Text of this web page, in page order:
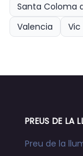
Santa Coloma
Valencia
Vic
PREUS DE LA
Preu de la